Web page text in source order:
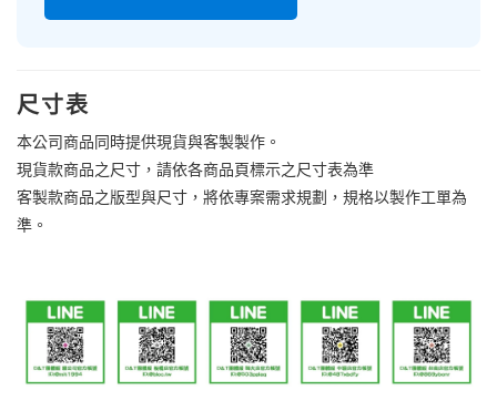
尺寸表
本公司商品同時提供現貨與客製製作。
現貨款商品之尺寸，請依各商品頁標示之尺寸表為準
客製款商品之版型與尺寸，將依專案需求規劃，規格以製作工單為
準。